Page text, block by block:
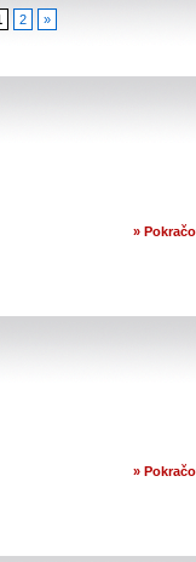
2 »
»
»